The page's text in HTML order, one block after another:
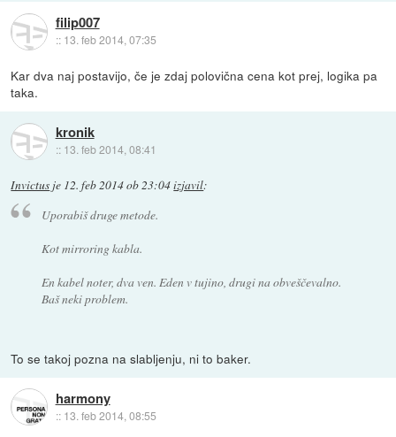
filip007
:: 13. feb 2014, 07:35
Kar dva naj postavijo, če je zdaj polovična cena kot prej, logika pa
taka.
kronik
:: 13. feb 2014, 08:41
Invictus je 12. feb 2014 ob 23:04izjavil:
Uporabiš druge metode.
Kot mirroring kabla.
En kabel noter, dva ven. Eden v tujino, drugi na obveščevalno.
Baš neki problem.
To se takoj pozna na slabljenju, ni to baker.
harmony
:: 13. feb 2014, 08:55